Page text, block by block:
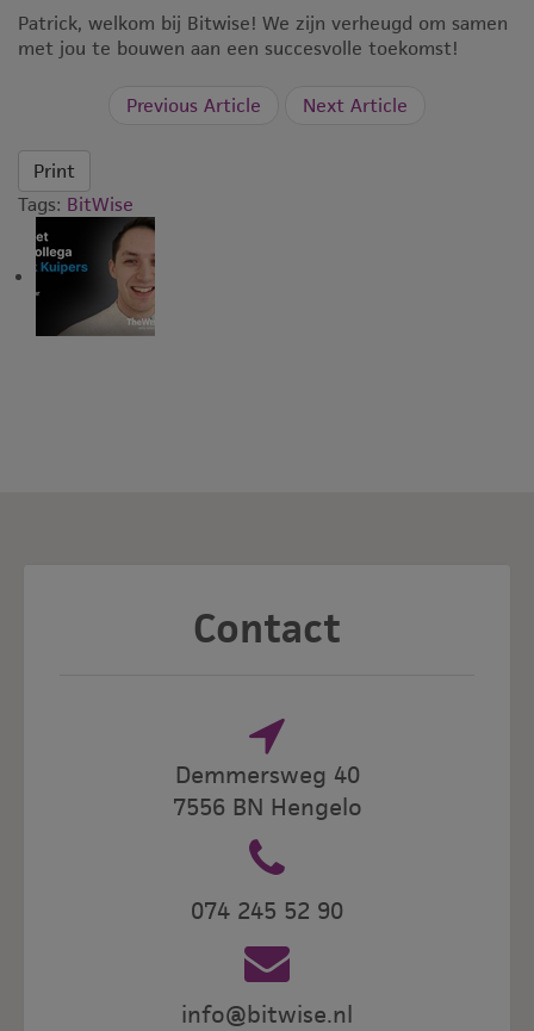
Patrick, welkom bij Bitwise! We zijn verheugd om samen
met jou te bouwen aan een succesvolle toekomst!
Previous Article Next Article
Print
Tags: BitWise
Contact
Demmersweg 40
7556 BN Hengelo
074 245 52 90
info@bitwise.nl